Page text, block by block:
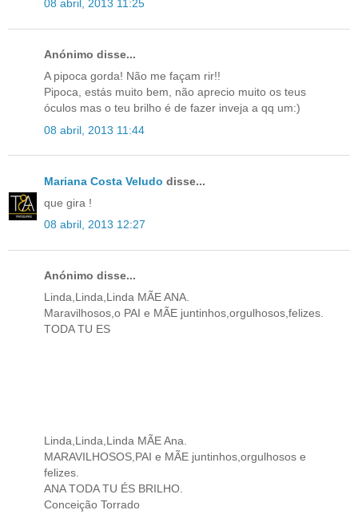
08 abril, 2013 11:25
Anónimo disse...
A pipoca gorda! Não me façam rir!!
Pipoca, estás muito bem, não aprecio muito os teus
óculos mas o teu brilho é de fazer inveja a qq um:)
08 abril, 2013 11:44
Mariana Costa Veludo disse...
que gira !
08 abril, 2013 12:27
Anónimo disse...
Linda,Linda,Linda MÃE ANA.
Maravilhosos,o PAI e MÃE juntinhos,orgulhosos,felizes.
TODA TU ES
Linda,Linda,Linda MÃE Ana.
MARAVILHOSOS,PAI e MÃE juntinhos,orgulhosos e
felizes.
ANA TODA TU ÉS BRILHO.
Conceição Torrado